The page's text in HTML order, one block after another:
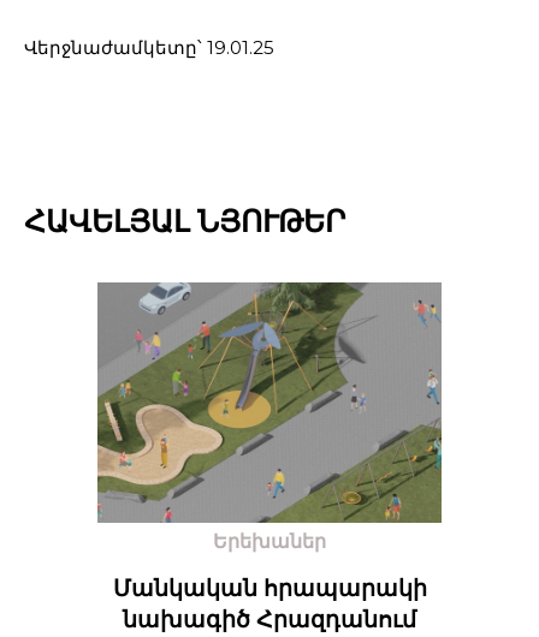
Վերջնաժամկետը՝ 19.01.25
ՀԱՎԵԼՅԱԼ ՆՅՈՒԹԵՐ
Երեխաներ
Մանկական հրապարակի
նախագիծ Հրազդանում